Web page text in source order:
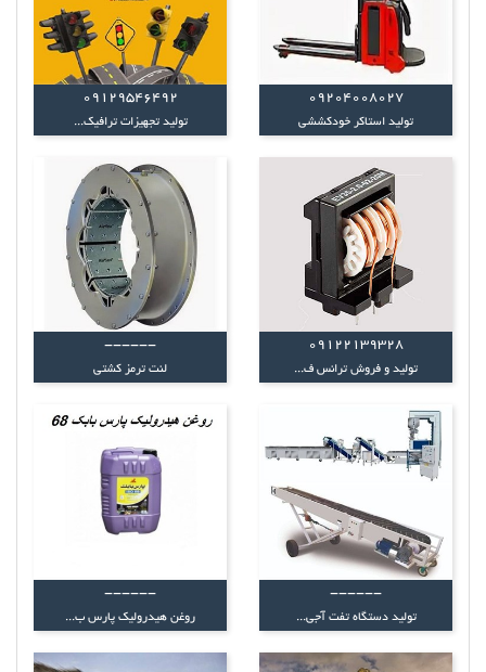
09204008027
تولید استاکر خودکششی
09129546492
تولید تجهیزات ترافیک...
09122139328
تولید و فروش ترانس ف...
------
لنت ترمز کشتی
------
تولید دستگاه تفت آجی...
------
روغن هیدرولیک پارس ب...